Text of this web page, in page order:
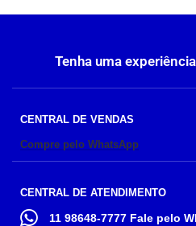
Tenha uma
CENTRAL DE VENDAS
Compre pelo WhatsApp
CENTRAL DE ATENDIMENTO
11 98648-7777 Fale pelo